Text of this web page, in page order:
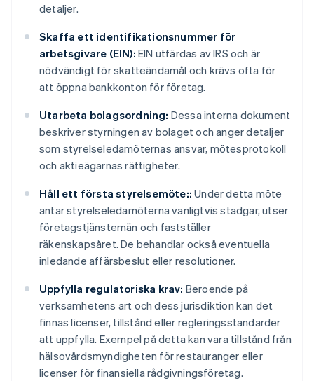
detaljer.
Skaffa ett identifikationsnummer för
arbetsgivare (EIN): EIN utfärdas av IRS och är
nödvändigt för skatteändamål och krävs ofta för
att öppna bankkonton för företag.
Utarbeta bolagsordning: Dessa interna dokument
beskriver styrningen av bolaget och anger detaljer
som styrelseledamöternas ansvar, mötesprotokoll
och aktieägarnas rättigheter.
Håll ett första styrelsemöte:: Under detta möte
antar styrelseledamöterna vanligtvis stadgar, utser
företagstjänstemän och fastställer
räkenskapsåret. De behandlar också eventuella
inledande affärsbeslut eller resolutioner.
Uppfylla regulatoriska krav: Beroende på
verksamhetens art och dess jurisdiktion kan det
finnas licenser, tillstånd eller regleringsstandarder
att uppfylla. Exempel på detta kan vara tillstånd från
hälsovårdsmyndigheten för restauranger eller
licenser för finansiella rådgivningsföretag.